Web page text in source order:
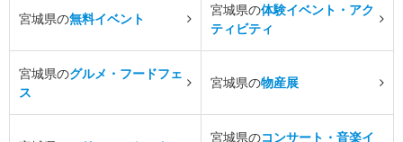
宮城県の無料イベント
宮城県の体験イベント・アク
ティビティ
宮城県のグルメ・フードフェ
ス
宮城県の物産展
宮城県のコンサート・音楽イ